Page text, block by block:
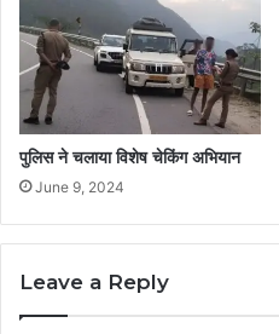
पुलिस ने चलाया विशेष चेकिंग अभियान
June 9, 2024
Leave a Reply